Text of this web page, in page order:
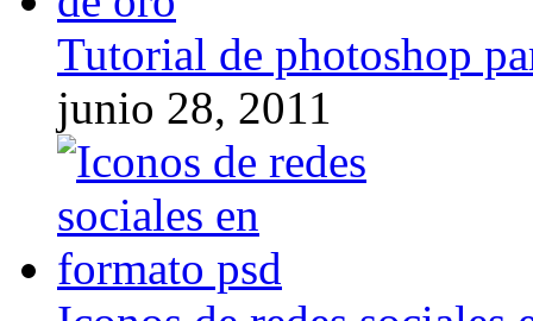
Tutorial de photoshop
junio 28, 2011